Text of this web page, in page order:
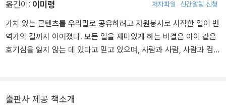
옮긴이: 이미령 저자파일 신간알림 신청
가치 있는 콘텐츠를 우리말로 공유하려고 자원봉사로 시작한 일이 번
역가의 길까지 이어졌다. 모든 일을 재미있게 하는 비결은 아이 같은
호기심을 잃지 않는 데 있다고 믿고 있으며, 사람과 사람, 사람과 컴퓨
펙티브 엔지니어』(2022)를, 한빛미디어에서 『사라진 개발자들』(20
출판사 제공 책소개